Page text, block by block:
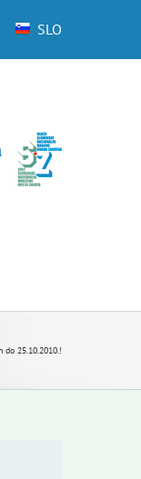
SLO
do 25.10.2010.!